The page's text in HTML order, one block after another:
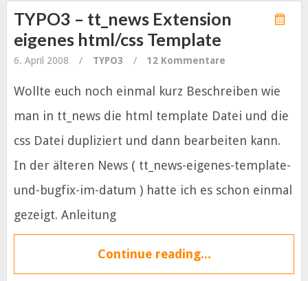
TYPO3 – tt_news Extension
eigenes html/css Template
6. April 2008 / TYPO3 / 12 Kommentare
Wollte euch noch einmal kurz Beschreiben wie
man in tt_news die html template Datei und die
css Datei dupliziert und dann bearbeiten kann.
In der älteren News ( tt_news-eigenes-template-
und-bugfix-im-datum ) hatte ich es schon einmal
gezeigt. Anleitung
Continue reading...